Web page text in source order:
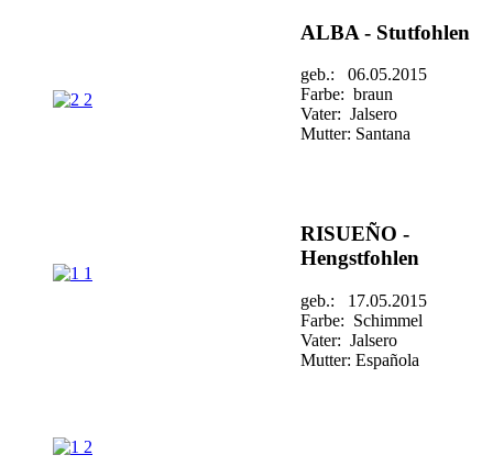
ALBA - Stutfohlen
geb.: 06.05.2015
Farbe: braun
Vater: Jalsero
Mutter: Santana
RISUEÑO -
Hengstfohlen
geb.: 17.05.2015
Farbe: Schimmel
Vater: Jalsero
Mutter: Española